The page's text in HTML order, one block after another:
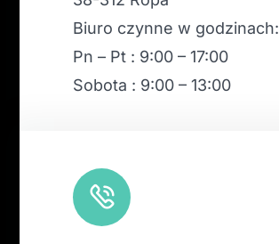
Biuro czynne w godzinach:
Pn – Pt : 9:00 – 17:00
Sobota : 9:00 – 13:00